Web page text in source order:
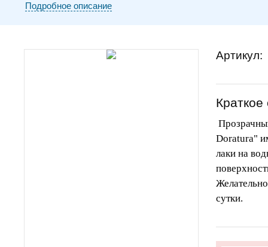
Подробное описание
Артикул:
Doratura"
лаки на
сутки.